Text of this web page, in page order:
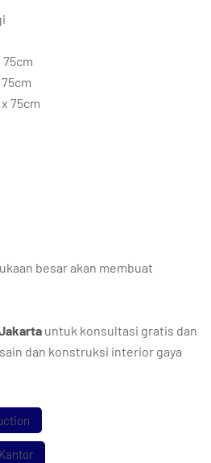
75cm
75cm
besar akan membuat
untuk konsultasi gratis dan
dan konstruksi interior gaya